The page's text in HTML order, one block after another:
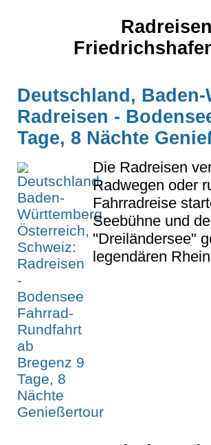
Deutschland,
Radreisen -
Tage, 8 Nächte
Die Radreisen
Radwegen oder
Fahrradreise
Seebühne und
"Dreiländersee"
legendären